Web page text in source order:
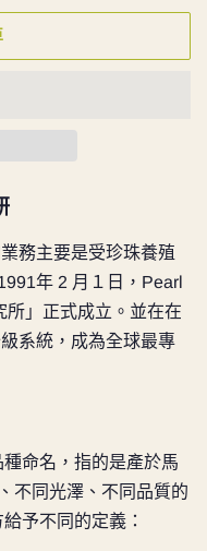
務主要是受珍珠養殖
年 2 月１日，Pearl
所」正式成立。並在在
系統，成為全球最專
命名，指的是產於馬
不同光澤、不同品質的
予不同的定義：